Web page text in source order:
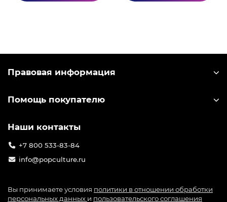
Правовая информация
Помощь покупателю
Наши контакты
+7 800 533-83-84
info@popculture.ru
Вы принимаете условия политики в отношении обработки
персональных данных и пользовательского соглашения